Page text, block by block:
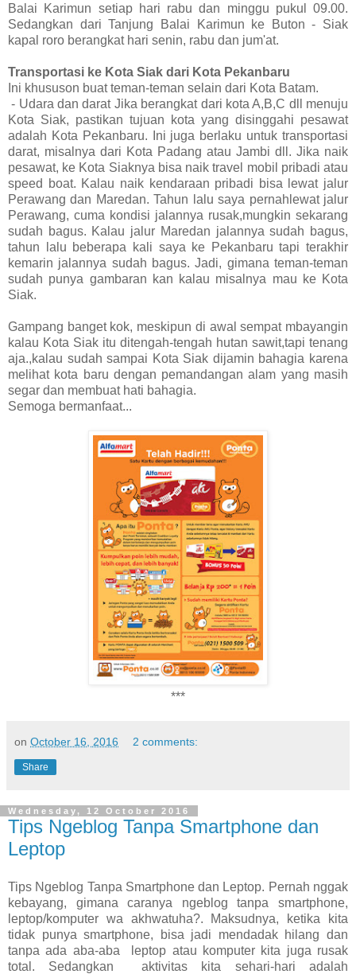
Balai Karimun setiap hari rabu dan minggu pukul 09.00.
Sedangkan dari Tanjung Balai Karimun ke Buton - Siak
kapal roro berangkat hari senin, rabu dan jum'at.
Transportasi ke Kota Siak dari Kota Pekanbaru
Ini khususon buat teman-teman selain dari Kota Batam.
- Udara dan darat Jika berangkat dari kota A,B,C dll menuju
Kota Siak, pastikan tujuan kota yang disinggahi pesawat
adalah Kota Pekanbaru. Ini juga berlaku untuk transportasi
darat, misalnya dari Kota Padang atau Jambi dll. Jika naik
pesawat, ke Kota Siaknya bisa naik travel mobil pribadi atau
speed boat. Kalau naik kendaraan pribadi bisa lewat jalur
Perawang dan Maredan. Tahun lalu saya pernahlewat jalur
Perawang, cuma kondisi jalannya rusak,mungkin sekarang
sudah bagus. Kalau jalur Maredan jalannya sudah bagus,
tahun lalu beberapa kali saya ke Pekanbaru tapi terakhir
kemarin jalannya sudah bagus. Jadi, gimana teman-teman
sudah punya gambaran kan kalau misalnya mau ke Kota
Siak.
Gampang banget kok, meskipun di awal sempat mbayangin
kalau Kota Siak itu ditengah-tengah hutan sawit,tapi tenang
aja.,kalau sudah sampai Kota Siak dijamin bahagia karena
melihat kota baru dengan pemandangan alam yang masih
segar dan membuat hati bahagia.
Semoga bermanfaat...
***
on October 16, 2016 2 comments:
Share
Wednesday, 12 October 2016
Tips Ngeblog Tanpa Smartphone dan
Leptop
Tips Ngeblog Tanpa Smartphone dan Leptop. Pernah nggak
kebayang, gimana caranya ngeblog tanpa smartphone,
leptop/komputer wa akhwatuha?. Maksudnya, ketika kita
tidak punya smartphone, bisa jadi mendadak hilang dan
tanpa ada aba-aba leptop atau komputer kita juga rusak
total. Sedangkan aktivitas kita sehari-hari adalah